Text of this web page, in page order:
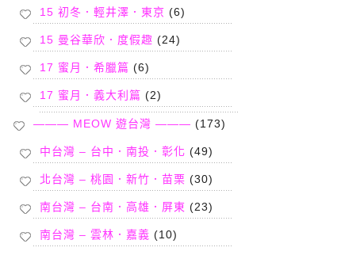
15 初冬．輕井澤．東京 (6)
15 曼谷華欣．度假趣 (24)
17 蜜月．希臘篇 (6)
17 蜜月．義大利篇 (2)
——— MEOW 遊台灣 ——— (173)
中台灣 – 台中．南投．彰化 (49)
北台灣 – 桃園．新竹．苗栗 (30)
南台灣 – 台南．高雄．屏東 (23)
南台灣 – 雲林．嘉義 (10)